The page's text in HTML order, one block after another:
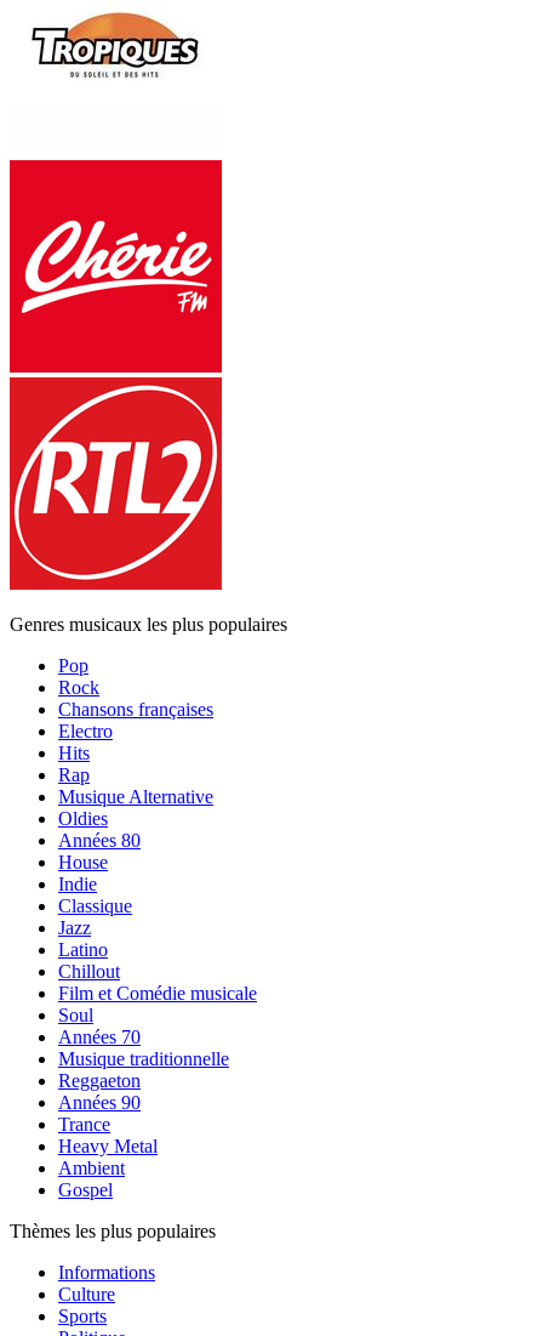
Genres musicaux les plus populaires
Pop
Rock
Chansons françaises
Electro
Hits
Rap
Musique Alternative
Oldies
Années 80
House
Indie
Classique
Jazz
Latino
Chillout
Film et Comédie musicale
Soul
Années 70
Musique traditionnelle
Reggaeton
Années 90
Trance
Heavy Metal
Ambient
Gospel
Thèmes les plus populaires
Informations
Culture
Sports